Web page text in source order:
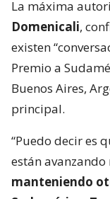
La máxima
Domenicali,
existen
Premio a
Buenos Aires,
principal.
“Puedo decir es
están
manteniendo